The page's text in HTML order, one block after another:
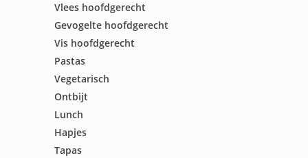
Vlees hoofdgerecht
Gevogelte hoofdgerecht
Vis hoofdgerecht
Pastas
Vegetarisch
Ontbijt
Lunch
Hapjes
Tapas